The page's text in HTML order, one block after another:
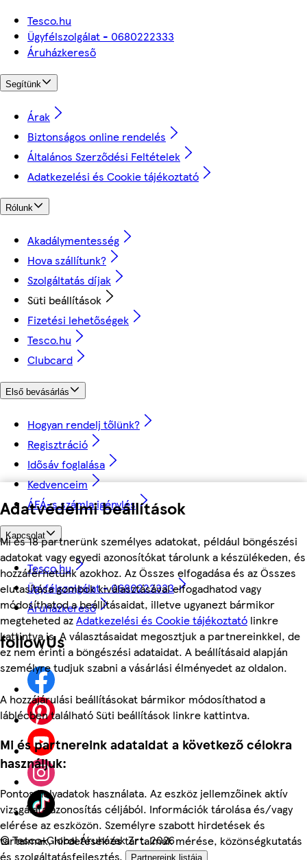
Adatvédelmi beállítások
Mi és 18 partnerünk személyes adatokat, például böngészési
adatokat vagy egyedi azonosítókat tárolunk a készülékeden, és
hozzáférhetünk azokhoz. Az Összes elfogadása és az Összes
elutasítása gombok kiválasztásával elfogadhatod vagy
módosíthatod a beállításaidat, illetve ugyanezt bármikor
megteheted azAdatkezelési és Cookie tájékoztató linkre
kattintva is. A választásaidat megosztjuk a partnereinkkel, de
ez nem érinti a böngészési adataidat. A beállításaid alapján
személyre tudjuk szabni a vásárlási élményedet az oldalon.
A hozzájárulási beállításokat bármikor módosíthatod a
láblécben található Süti beállítások linkre kattintva.
Mi és partnereink adataidat a következő célokra
használjuk:
Pontos helyadatok használata. Az eszköz jellemzőinek aktív
vizsgálata azonosítás céljából. Információk tárolása és/vagy
elérése az eszközön. Személyre szabott hirdetések és
tartalmak, hirdetések és tartalmak mérése, közönségkutatás
és szolgáltatásfejlesztés.
Partnereink listája
Tesco.hu
Ügyfélszolgálat - 0680222333
Áruházkereső
Segítünk
Árak
Biztonságos online rendelés
Általános Szerződési Feltételek
Adatkezelési és Cookie tájékoztató
Rólunk
Akadálymentesség
Hova szállítunk?
Szolgáltatás díjak
Süti beállítások
Fizetési lehetőségek
Tesco.hu
Clubcard
Első bevásárlás
Hogyan rendelj tőlünk?
Regisztráció
Idősáv foglalása
Kedvenceim
ÁFÁ-s számla igénylés
Kapcsolat
Tesco.hu
Ügyfélszolgálat - 0680222333
Áruházkereső
followUs
©Tesco-Global Áruházak Zrt. 2026